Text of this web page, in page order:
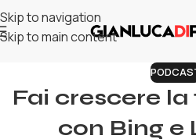
Skip to navigation
Skip to main content
Fai crescere
con Bing e